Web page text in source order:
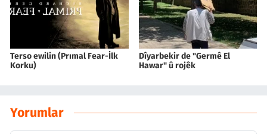
Terso ewilin (Prımal Fear-İlk
Korku)
Dîyarbekir de "Germê El
Hawar" û rojêk
Yorumlar